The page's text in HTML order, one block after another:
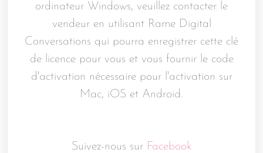
ordinateur Windows, veuillez contacter le
vendeur en utilisant Rame Digital
Conversations qui pourra enregistrer cette clé
de licence pour vous et vous fournir le code
d'activation nécessaire pour l'activation sur
Mac, iOS et Android.
Suivez-nous sur Facebook